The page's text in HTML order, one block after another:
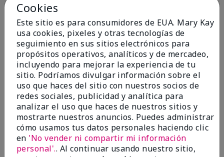
Evaluado por 13 clientes
5
Yeh! I really works
EnviadoHace 4 meses
porChar
deDetroit, Mi
Evaluado en
marykay.com/en-us/
I ski all winter and since adding this to my progam
Cookies
Este sitio es para consumidores de EUA. Mary Kay
usa cookies, pixeles y otras tecnologías de
seguimiento en sus sitios electrónicos para
propósitos operativos, analíticos y de mercadeo,
incluyendo para mejorar la experiencia de tu
sitio. Podríamos divulgar información sobre el
uso que haces del sitio con nuestros socios de
redes sociales, publicidad y analítica para
analizar el uso que haces de nuestros sitios y
mostrarte nuestros anuncios. Puedes administrar
cómo usamos tus datos personales haciendo clic
en 'No vender ni compartir mi información
personal'.. Al continuar usando nuestro sitio,